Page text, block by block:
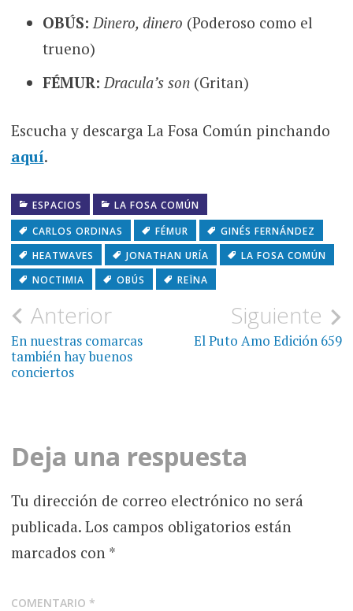
OBÚS:Dinero, dinero (Poderoso como el
trueno)
FÉMUR: Dracula’s son(Gritan)
Escucha y descarga La Fosa Común pinchando
aquí.
ESPACIOS
LA FOSA COMÚN
CARLOS ORDINAS
FÉMUR
GINÉS FERNÁNDEZ
HEATWAVES
JONATHAN URÍA
LA FOSA COMÚN
NOCTIMIA
OBÚS REÏNA
Navegación
de
entradas
Anterior
En nuestras comarcas
también hay buenos
conciertos
Siguiente
El Puto Amo Edición 659
Deja una respuesta
Tu dirección de correo electrónico no será
publicada. Los campos obligatorios están
marcados con *
COMENTARIO *